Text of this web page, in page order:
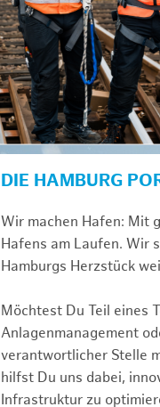
DIE HAMBURG
Wir machen Hafen: Mit
Hafens am Laufen. Wir
Hamburgs Herzstück
Möchtest Du Teil eines
Anlagenmanagement
verantwortlicher Stelle
hilfst Du uns dabei,
Infrastruktur zu